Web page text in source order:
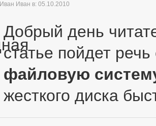
Иван Иван в: 05.10.2010
Добрый день
статье пойдет
файловую
жесткого диска